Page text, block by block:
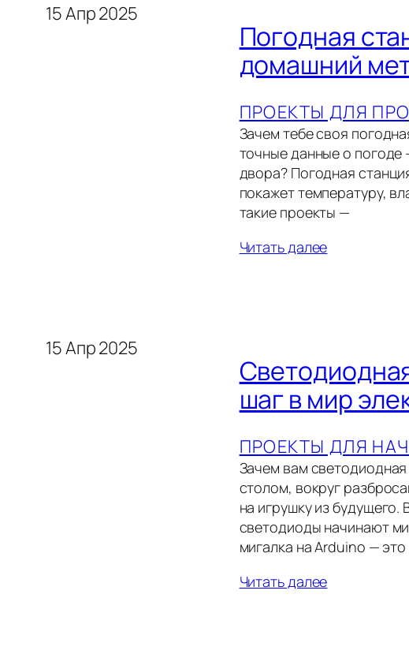
15 Апр 2025
Погодная
домашний
ПРОЕКТЫ ДЛЯ
Зачем тебе своя
точные данные о погоде
двора? Погодная
покажет температуру,
такие проекты —
Читать далее
15 Апр 2025
шаг в мир
ПРОЕКТЫ ДЛЯ
Зачем вам
столом, вокруг
на игрушку из
светодиоды начинают
мигалка на Arduino —
Читать далее